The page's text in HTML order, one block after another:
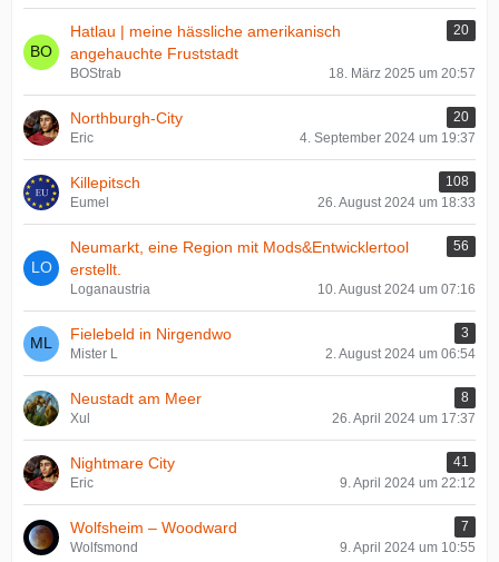
Hatlau | meine hässliche amerikanisch
angehauchte Fruststadt
20
BOStrab 18. März 2025 um 20:57
Northburgh-City
20
Eric
4. September 2024 um 19:37
Killepitsch
108
Eumel
26. August 2024 um 18:33
Neumarkt, eine Region mit Mods&Entwicklertool
erstellt.
56
Loganaustria 10. August 2024 um 07:16
Fielebeld in Nirgendwo
3
Mister L
2. August 2024 um 06:54
Neustadt am Meer
8
Xul
26. April 2024 um 17:37
Nightmare City
41
Eric
9. April 2024 um 22:12
Wolfsheim – Woodward
7
Wolfsmond
9. April 2024 um 10:55